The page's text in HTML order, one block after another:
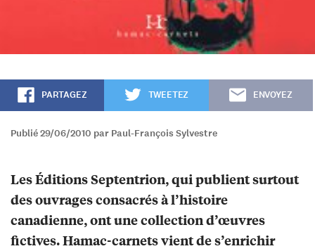
PARTAGEZ TWEETEZ ENVOYEZ
Publié 29/06/2010 par Paul-François Sylvestre
Les Éditions Septentrion, qui publient surtout
des ouvrages consacrés à l’histoire
canadienne, ont une collection d’œuvres
fictives. Hamac-carnets vient de s’enrichir